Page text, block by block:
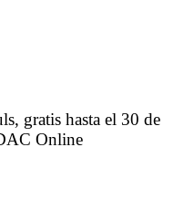
gratis hasta el 30 de
Online